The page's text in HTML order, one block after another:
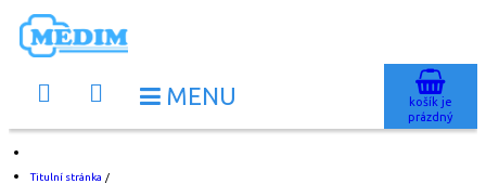
košík je
prázdný
Titulní stránka /